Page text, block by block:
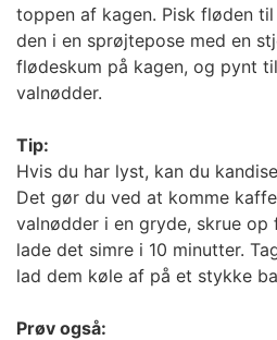
toppen af kagen. Pisk fløden
den i en sprøjtepose med en
flødeskum på kagen, og pynt
valnødder.
Tip:
Hvis du har lyst, kan du
Det gør du ved at komme
valnødder i en gryde, skrue op
lade det simre i 10 minutter.
lad dem køle af på et stykke
Prøv også: